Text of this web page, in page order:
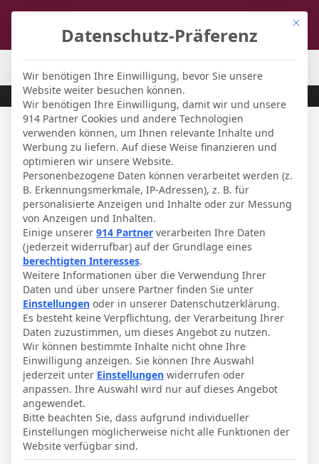
2. und 3. Liga
TSV 1860 München
Seite 1 / 6
Letzter Beitrag RSS
EHH75
Mit
Datenschutz-Präferenz
Wir benötigen Ihre Einwilligung, bevor Sie unsere
Website weiter besuchen können.
Wir benötigen Ihre Einwilligung, damit wir und unsere
914 Partner Cookies und andere Technologien
verwenden können, um Ihnen relevante Inhalte und
Werbung zu liefern. Auf diese Weise finanzieren und
optimieren wir unsere Website.
Personenbezogene Daten können verarbeitet werden (z.
B. Erkennungsmerkmale, IP-Adressen), z. B. für
personalisierte Anzeigen und Inhalte oder zur Messung
von Anzeigen und Inhalten.
Einige unserer 914 Partner verarbeiten Ihre Daten
(jederzeit widerrufbar) auf der Grundlage eines
berechtigten Interesses.
Weitere Informationen über die Verwendung Ihrer
Daten und über unsere Partner finden Sie unter
Einstellungen oder in unserer Datenschutzerklärung.
Es besteht keine Verpflichtung, der Verarbeitung Ihrer
Daten zuzustimmen, um dieses Angebot zu nutzen.
Wir können bestimmte Inhalte nicht ohne Ihre
Einwilligung anzeigen. Sie können Ihre Auswahl
jederzeit unter Einstellungen widerrufen oder
anpassen. Ihre Auswahl wird nur auf dieses Angebot
angewendet.
Bitte beachten Sie, dass aufgrund individueller
Einstellungen möglicherweise nicht alle Funktionen der
Website verfügbar sind.